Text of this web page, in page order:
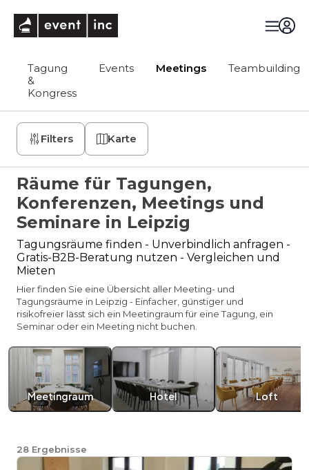
Tagung
&
Kongress
Events Meetings Teambuilding
Filters Karte
Räume für Tagungen,
Konferenzen, Meetings und
Seminare in Leipzig
Tagungsräume finden - Unverbindlich anfragen -
Gratis-B2B-Beratung nutzen - Vergleichen und
Mieten
Hier finden Sie eine Übersicht aller Meeting- und
Tagungsräume in Leipzig - Einfacher, günstiger und
risikofreier lässt sich ein Meetingraum für eine Tagung, ein
Seminar oder ein Meeting nicht buchen.
Meetingraum Hotel Loft
28 Ergebnisse